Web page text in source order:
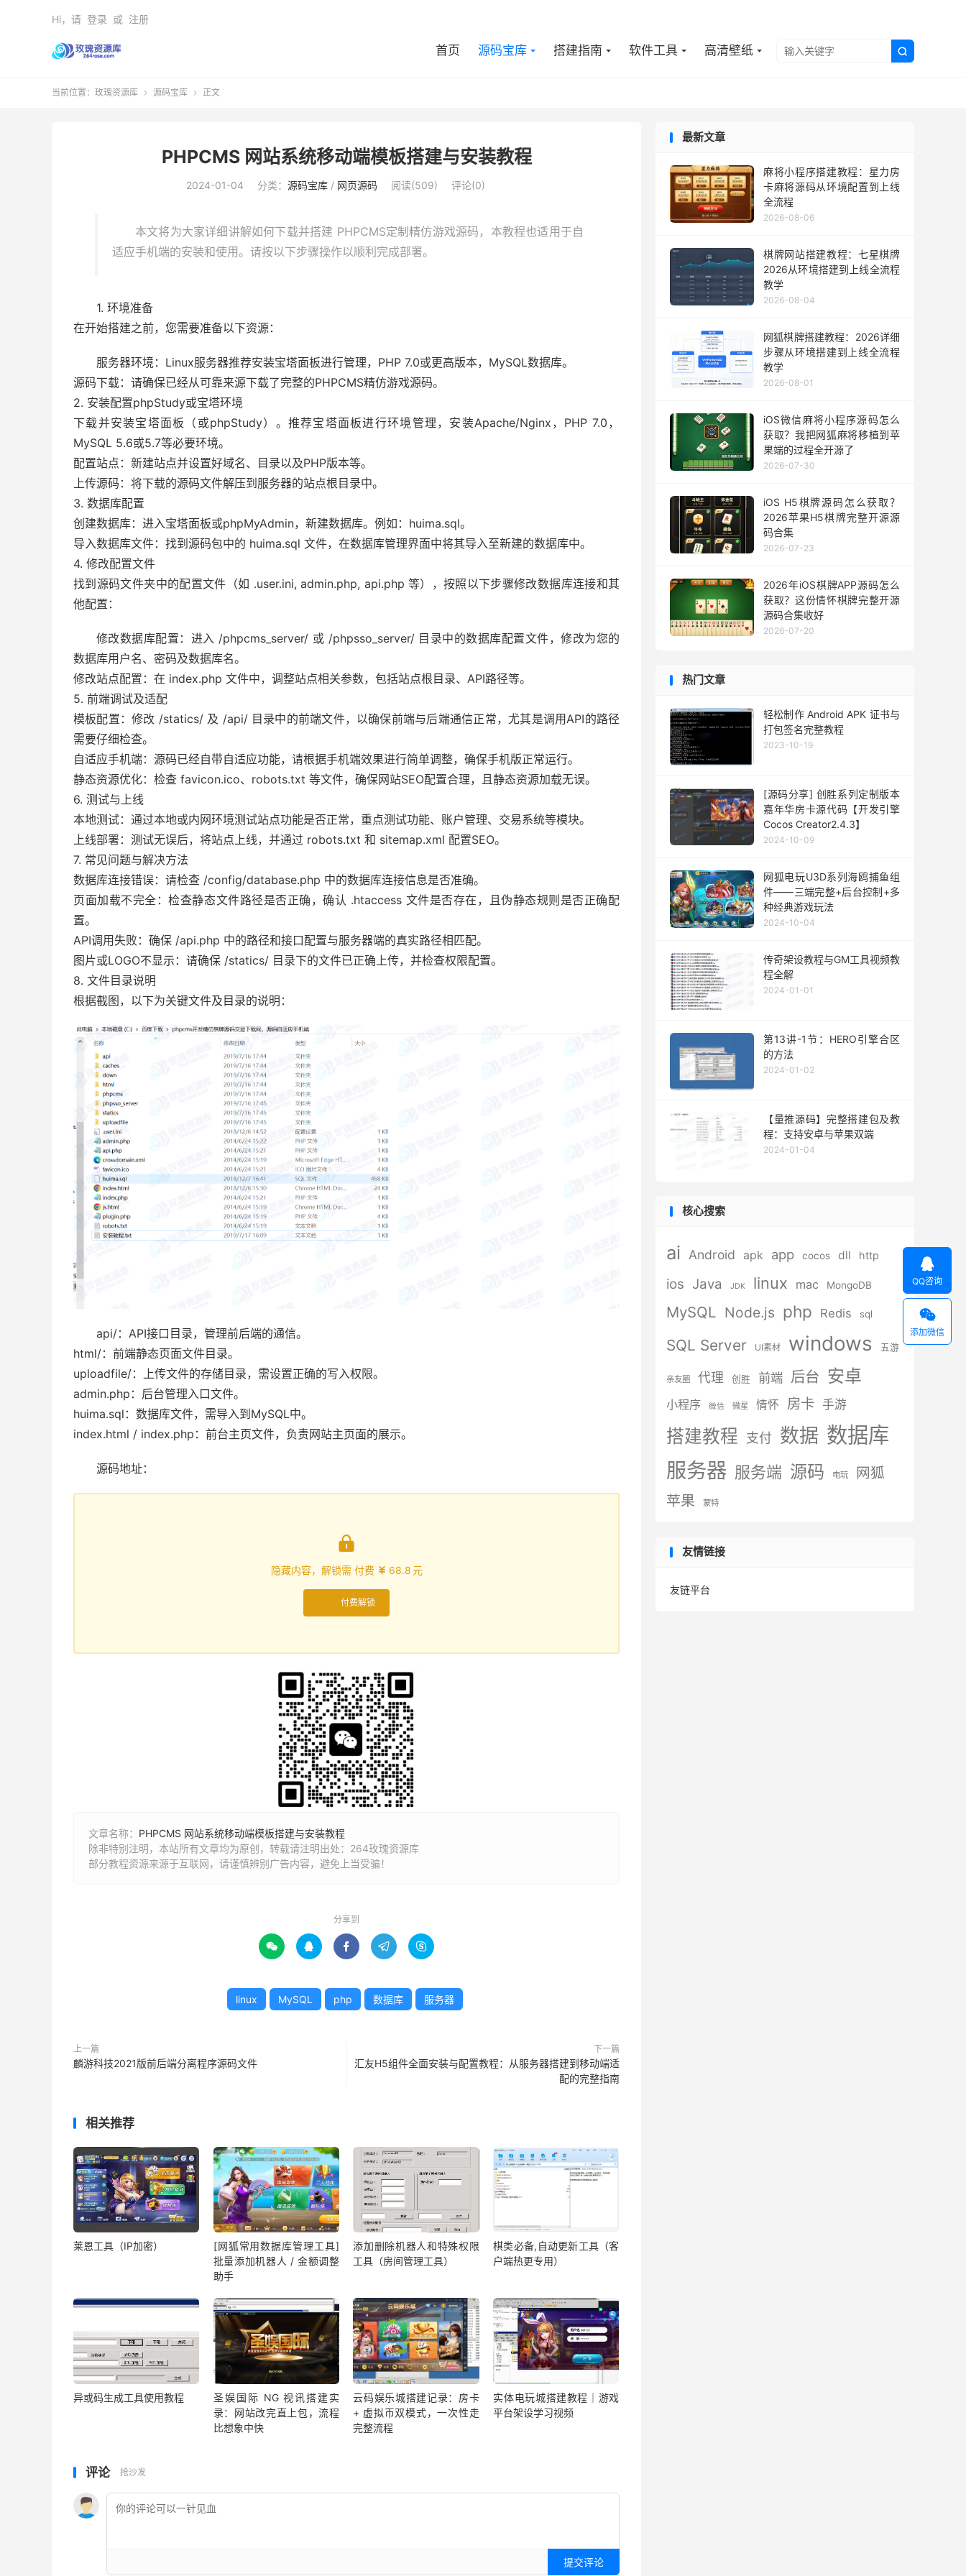

首页 源码宝库 搭建指南 软件工具 高清壁纸
Hi，请 登录 或 注册
当前位置： 玫瑰资源库  源码宝库  正文
PHPCMS 网站系统移动端模板搭建与安装教程
2024-01-04 分类： 源码宝库 / 网页源码 阅读(509) 评论(0)
本文将为大家详细讲解如何下载并搭建 PHPCMS定制精仿游戏源码，本教程也适用于自
适应手机端的安装和使用。请按以下步骤操作以顺利完成部署。
1. 环境准备
在开始搭建之前，您需要准备以下资源：
服务器环境：Linux服务器推荐安装宝塔面板进行管理，PHP 7.0或更高版本，MySQL数据库。
源码下载：请确保已经从可靠来源下载了完整的PHPCMS精仿游戏源码。
2. 安装配置phpStudy或宝塔环境
下载并安装宝塔面板（或phpStudy）。推荐宝塔面板进行环境管理，安装Apache/Nginx，PHP 7.0，
MySQL 5.6或5.7等必要环境。
配置站点：新建站点并设置好域名、目录以及PHP版本等。
上传源码：将下载的源码文件解压到服务器的站点根目录中。
3. 数据库配置
创建数据库：进入宝塔面板或phpMyAdmin，新建数据库。例如：huima.sql。
导入数据库文件：找到源码包中的 huima.sql 文件，在数据库管理界面中将其导入至新建的数据库中。
4. 修改配置文件
找到源码文件夹中的配置文件（如 .user.ini, admin.php, api.php 等），按照以下步骤修改数据库连接和其
他配置：
修改数据库配置：进入 /phpcms_server/ 或 /phpsso_server/ 目录中的数据库配置文件，修改为您的
数据库用户名、密码及数据库名。
修改站点配置：在 index.php 文件中，调整站点相关参数，包括站点根目录、API路径等。
5. 前端调试及适配
模板配置：修改 /statics/ 及 /api/ 目录中的前端文件，以确保前端与后端通信正常，尤其是调用API的路径
需要仔细检查。
自适应手机端：源码已经自带自适应功能，请根据手机端效果进行简单调整，确保手机版正常运行。
静态资源优化：检查 favicon.ico、robots.txt 等文件，确保网站SEO配置合理，且静态资源加载无误。
6. 测试与上线
本地测试：通过本地或内网环境测试站点功能是否正常，重点测试功能、账户管理、交易系统等模块。
上线部署：测试无误后，将站点上线，并通过 robots.txt 和 sitemap.xml 配置SEO。
7. 常见问题与解决方法
数据库连接错误：请检查 /config/database.php 中的数据库连接信息是否准确。
页面加载不完全：检查静态文件路径是否正确，确认 .htaccess 文件是否存在，且伪静态规则是否正确配
置。
API调用失败：确保 /api.php 中的路径和接口配置与服务器端的真实路径相匹配。
图片或LOGO不显示：请确保 /statics/ 目录下的文件已正确上传，并检查权限配置。
8. 文件目录说明
根据截图，以下为关键文件及目录的说明：
api/：API接口目录，管理前后端的通信。
html/：前端静态页面文件目录。
uploadfile/：上传文件的存储目录，需设置正确的写入权限。
admin.php：后台管理入口文件。
huima.sql：数据库文件，需导入到MySQL中。
index.html / index.php：前台主页文件，负责网站主页面的展示。
源码地址：

隐藏内容，解锁需 付费  68.8元
付费解锁
文章名称： PHPCMS 网站系统移动端模板搭建与安装教程
除非特别注明，本站所有文章均为原创，转载请注明出处：264玫瑰资源库
部分教程资源来源于互联网，请谨慎辨别广告内容，避免上当受骗！
分享到
    
linux MySQL php 数据库 服务器
上一篇
麟游科技2021版前后端分离程序源码文件
下一篇
汇友H5组件全面安装与配置教程：从服务器搭建到移动端适
配的完整指南
相关推荐
莱恩工具（IP加密）
[网狐常用数据库管理工具]
批量添加机器人 / 金额调整
助手
添加删除机器人和特殊权限
工具（房间管理工具）
棋类必备,自动更新工具（客
户端热更专用）
异或码生成工具使用教程
圣娱国际 NG 视讯搭建实
录：网站改完直上包，流程
比想象中快
云码娱乐城搭建记录：房卡
+ 虚拟币双模式，一次性走
完整流程
实体电玩城搭建教程｜游戏
平台架设学习视频
评论 抢沙发
提交评论
最新文章
麻将小程序搭建教程：星力房
卡麻将源码从环境配置到上线
全流程
2026-08-06
棋牌网站搭建教程：七星棋牌
2026从环境搭建到上线全流程
教学
2026-08-04
网狐棋牌搭建教程：2026详细
步骤从环境搭建到上线全流程
教学
2026-08-01
iOS微信麻将小程序源码怎么
获取？我把网狐麻将移植到苹
果端的过程全开源了
2026-07-30
iOS H5棋牌源码怎么获取？
2026苹果H5棋牌完整开源源
码合集
2026-07-23
2026年iOS棋牌APP源码怎么
获取？这份情怀棋牌完整开源
源码合集收好
2026-07-20
热门文章
轻松制作 Android APK 证书与
打包签名完整教程
2023-10-19
[源码分享] 创胜系列定制版本
嘉年华房卡源代码【开发引擎
Cocos Creator2.4.3】
2024-10-09
网狐电玩U3D系列海鸥捕鱼组
件——三端完整+后台控制+多
种经典游戏玩法
2024-10-04
传奇架设教程与GM工具视频教
程全解
2024-01-01
第13讲-1节：HERO引擎合区
的方法
2024-01-02
【量推源码】完整搭建包及教
程：支持安卓与苹果双端
2024-01-04
核心搜索
ai Android apk app cocos dll http
ios Java JDK linux mac MongoDB
MySQL Node.js php Redis sql
SQL Server UI素材 windows 五游
亲友圈 代理 创胜 前端 后台 安卓
小程序 微信 微星 情怀 房卡 手游
搭建教程 支付 数据 数据库
服务器 服务端 源码 电玩
网狐
苹果
蒙特
友情链接
友链平台

QQ咨询

添加微信